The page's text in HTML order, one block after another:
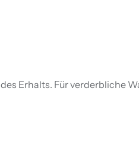
des Erhalts. Für verderbliche